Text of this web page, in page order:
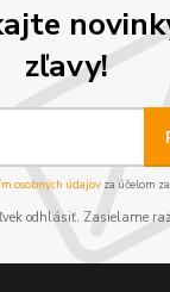
zľavy!
osobných údajov za účelom
odhlásiť. Zasielame